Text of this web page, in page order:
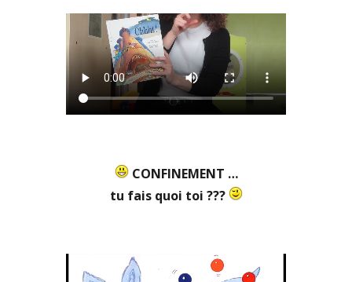
CONFINEMENT …
tu fais quoi toi ???